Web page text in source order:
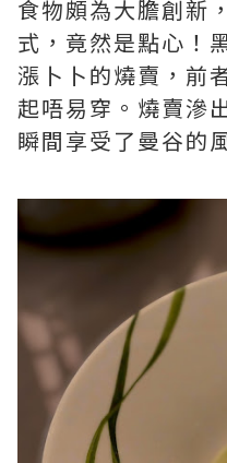
食物頗為大膽創新
式，竟然是點心！
漲卜卜的燒賣，前
起唔易穿。燒賣滲
瞬間享受了曼谷的